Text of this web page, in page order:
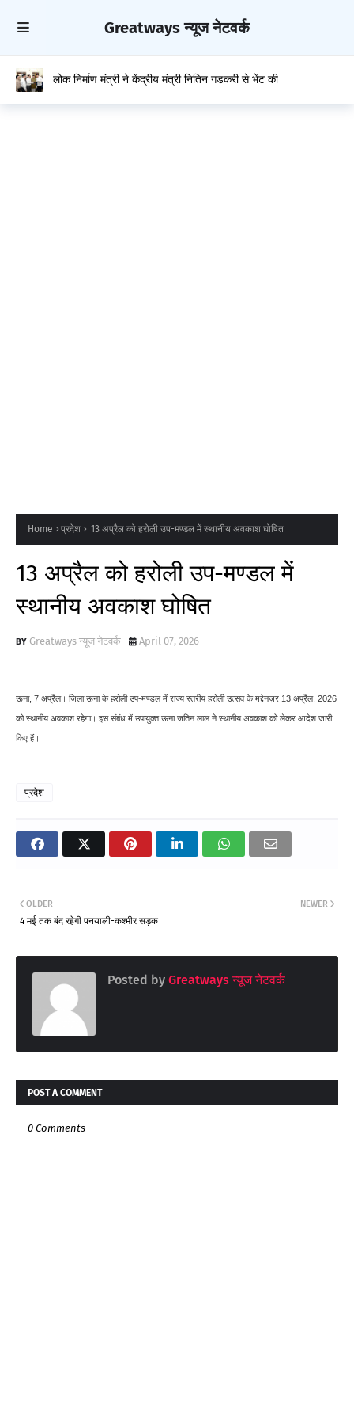
Greatways न्यूज नेटवर्क
हमीरपुर में मशीन ऑपरेटरों के ऑनलाइन साक्षात्कार 14 को
Home प्रदेश 13 अप्रैल को हरोली उप-मण्डल में स्थानीय अवकाश घोषित
13 अप्रैल को हरोली उप-मण्डल में
स्थानीय अवकाश घोषित
Greatways न्यूज नेटवर्क April 07, 2026
ऊना, 7 अप्रैल। जिला ऊना के हरोली उप-मण्डल में राज्य स्तरीय हरोली उत्सव के मद्देनज़र 13 अप्रैल, 2026
को स्थानीय अवकाश रहेगा। इस संबंध में उपायुक्त ऊना जतिन लाल ने स्थानीय अवकाश को लेकर आदेश जारी
किए हैं।
प्रदेश
NEWER
OLDER
4 मई तक बंद रहेगी पनयाली-कश्मीर सड़क
Posted by Greatways न्यूज नेटवर्क
POST A COMMENT
0 Comments